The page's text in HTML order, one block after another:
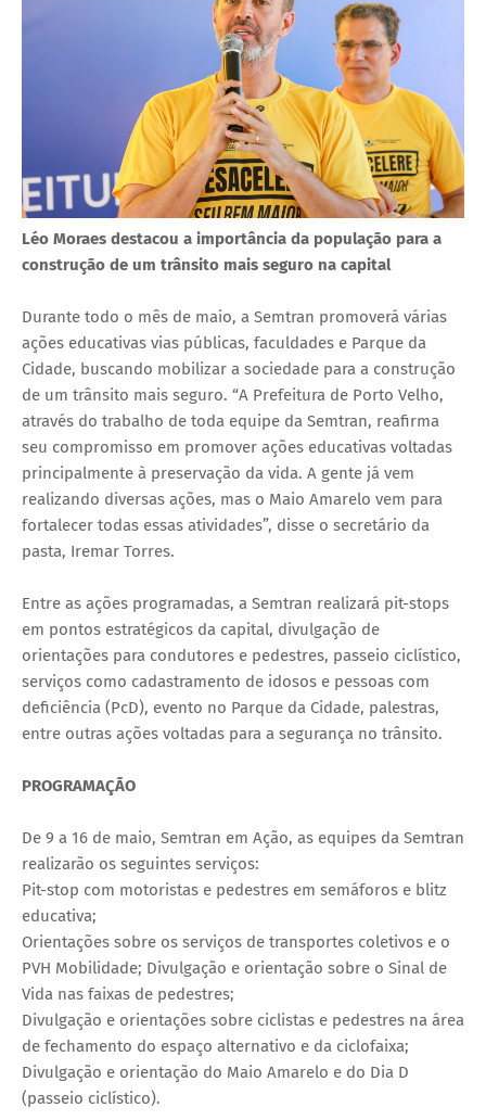
Léo Moraes destacou a importância da população para a
construção de um trânsito mais seguro na capital
Durante todo o mês de maio, a Semtran promoverá várias
ações educativas vias públicas, faculdades e Parque da
Cidade, buscando mobilizar a sociedade para a construção
de um trânsito mais seguro. “A Prefeitura de Porto Velho,
através do trabalho de toda equipe da Semtran, reafirma
seu compromisso em promover ações educativas voltadas
principalmente à preservação da vida. A gente já vem
realizando diversas ações, mas o Maio Amarelo vem para
fortalecer todas essas atividades”, disse o secretário da
pasta, Iremar Torres.
Entre as ações programadas, a Semtran realizará pit-stops
em pontos estratégicos da capital, divulgação de
orientações para condutores e pedestres, passeio ciclístico,
serviços como cadastramento de idosos e pessoas com
deficiência (PcD), evento no Parque da Cidade, palestras,
entre outras ações voltadas para a segurança no trânsito.
PROGRAMAÇÃO
De 9 a 16 de maio, Semtran em Ação, as equipes da Semtran
realizarão os seguintes serviços:
Pit-stop com motoristas e pedestres em semáforos e blitz
educativa;
Orientações sobre os serviços de transportes coletivos e o
PVH Mobilidade; Divulgação e orientação sobre o Sinal de
Vida nas faixas de pedestres;
Divulgação e orientações sobre ciclistas e pedestres na área
de fechamento do espaço alternativo e da ciclofaixa;
Divulgação e orientação do Maio Amarelo e do Dia D
(passeio ciclístico).